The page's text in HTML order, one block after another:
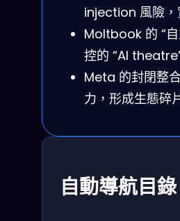
injection 風險，
Moltbook 的 “
控的 “AI
Meta 的封閉整
力，形成生態碎
自動導航目錄